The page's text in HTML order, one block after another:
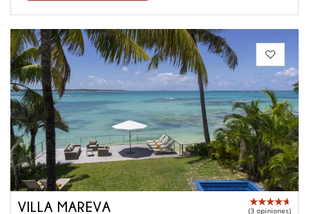
VILLA MAREVA (3 opiniones)